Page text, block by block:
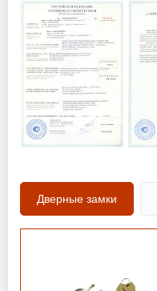
Дверные замки